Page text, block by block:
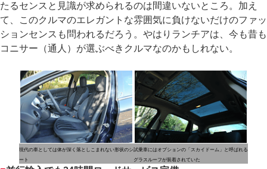
たるセンスと見識が求められるのは間違いないところ。加え
て、このクルマのエレガントな雰囲気に負けないだけのファッ
ションセンスも問われるだろう。やはりランチアは、今も昔も
コニサー（通人）が選ぶべきクルマなのかもしれない。
現代の車としては体が深く落としこまれない形状のシ
ート
試乗車にはオプションの「スカイドーム」と呼ばれる
グラスルーフが装着されていた